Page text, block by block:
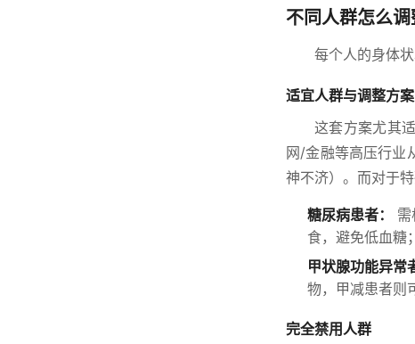
不同人群怎么
每个人的身体
适宜人群与调整方案
这套方案尤其
网/金融等高压行业
神不济）。而对于
糖尿病患者：
食，避免低血糖；
甲状腺功能异常
物，甲减患者则
完全禁用人群